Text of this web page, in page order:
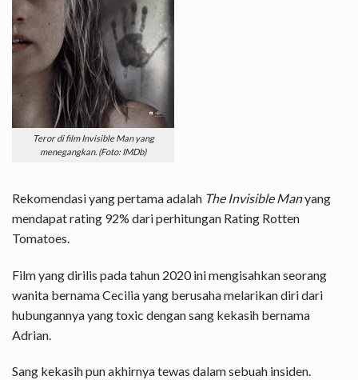
Teror di film Invisible Man yang
menegangkan. (Foto: IMDb)
Rekomendasi yang pertama adalah The Invisible Manyang
mendapat rating 92% dari perhitungan Rating Rotten
Tomatoes.
Film yang dirilis pada tahun 2020 ini mengisahkan seorang
wanita bernama Cecilia yang berusaha melarikan diri dari
hubungannya yang toxic dengan sang kekasih bernama
Adrian.
Sang kekasih pun akhirnya tewas dalam sebuah insiden.